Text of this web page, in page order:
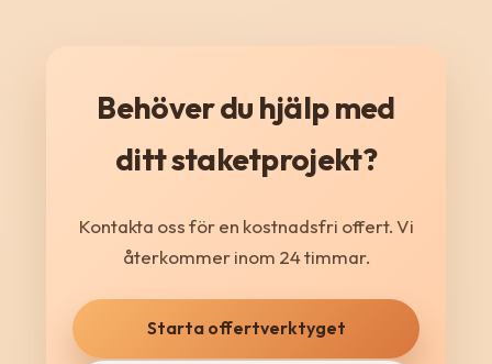
Behöver du hjälp med
ditt staketprojekt?
Kontakta oss för en kostnadsfri offert. Vi
återkommer inom 24 timmar.
Starta offertverktyget